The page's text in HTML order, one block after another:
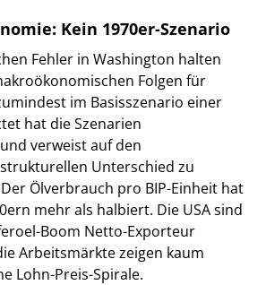
Kein 1970er-Szenario
Fehler in Washington halten
Folgen für
im Basisszenario einer
hat die Szenarien
verweist auf den
Unterschied zu
Ölverbrauch pro BIP-Einheit hat
mehr als halbiert. Die USA sind
Boom Netto-Exporteur
Arbeitsmärkte zeigen kaum
Lohn-Preis-Spirale.